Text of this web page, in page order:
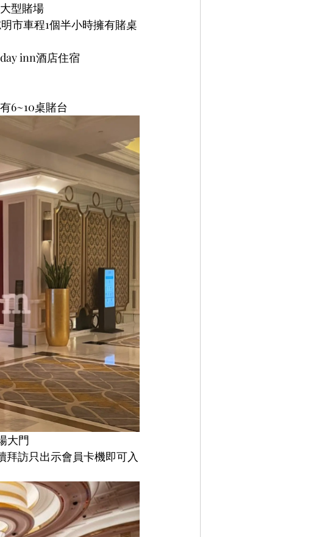
型賭場
市車程1個半小時擁有賭桌
inn酒店住宿
6~10桌賭台
大門
拜訪只出示會員卡機即可入